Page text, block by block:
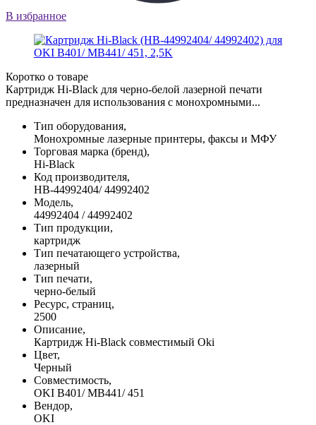
В избранное
Коротко о товаре
Картридж Hi-Black для черно-белой лазерной печати
предназначен для использования с монохромными...
Тип оборудования,
Монохромные лазерные принтеры, факсы и МФУ
Торговая марка (бренд),
Hi-Black
Код производителя,
HB-44992404/ 44992402
Модель,
44992404 / 44992402
Тип продукции,
картридж
Тип печатающего устройства,
лазерный
Тип печати,
черно-белый
Ресурс, страниц,
2500
Описание,
Картридж Hi-Black совместимый Oki
Цвет,
Черный
Совместимость,
OKI B401/ MB441/ 451
Вендор,
OKI